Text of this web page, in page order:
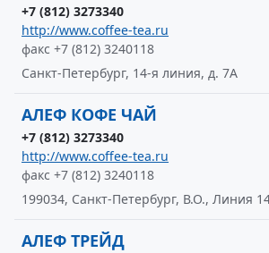
+7 (812) 3273340
http://www.coffee-tea.ru
факс +7 (812) 3240118
Санкт-Петербург, 14-я линия, д. 7А
АЛЕФ КОФЕ ЧАЙ
+7 (812) 3273340
http://www.coffee-tea.ru
факс +7 (812) 3240118
199034, Санкт-Петербург, В.О., Линия
АЛЕФ ТРЕЙД